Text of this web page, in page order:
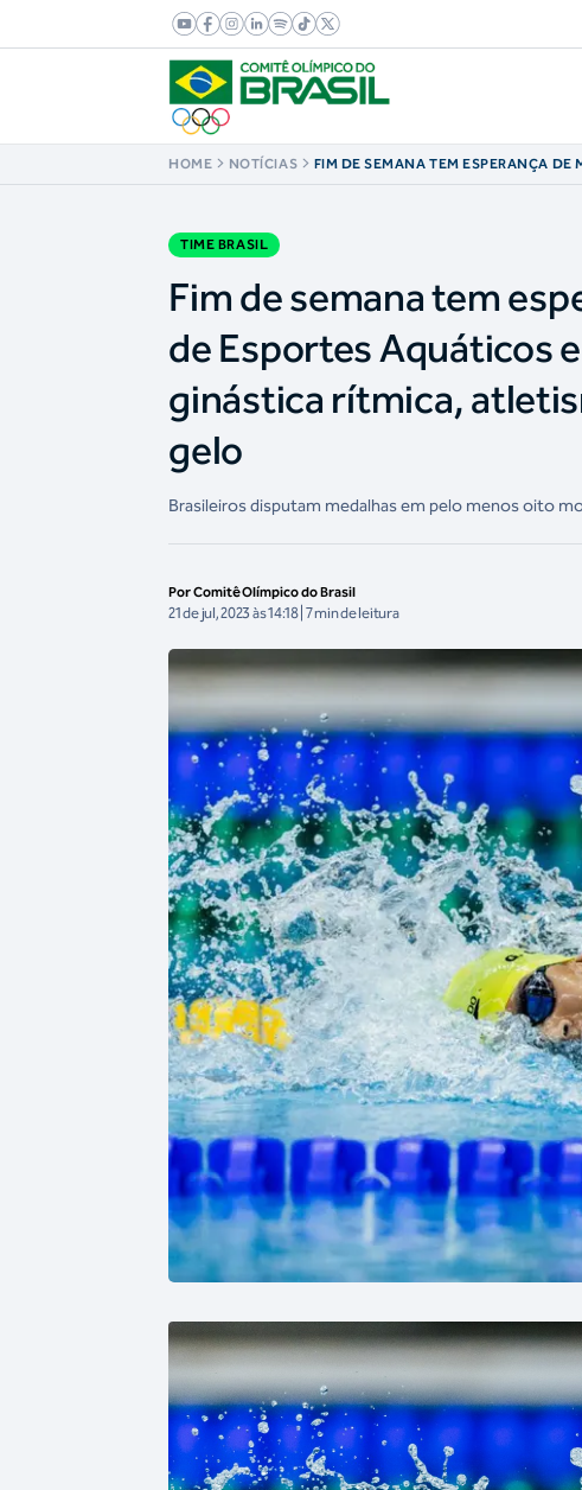
HOME NOTÍCIAS
FIM DE SEMANA TEM ESPERANÇA DE
TIME BRASIL
Fim de semana tem
de Esportes Aquáticos
ginástica rítmica,
gelo
Brasileiros disputam medalhas em pelo menos oito
Por Comitê Olímpico do Brasil
21 de jul, 2023 às 14:18 | 7 min de leitura